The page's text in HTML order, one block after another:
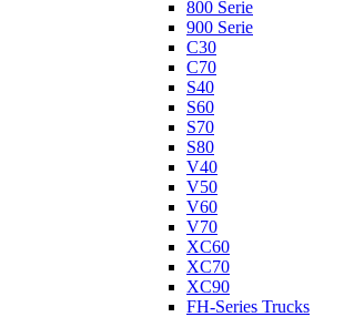
800 Serie
900 Serie
C30
C70
S40
S60
S70
S80
V40
V50
V60
V70
XC60
XC70
XC90
FH-Series Trucks